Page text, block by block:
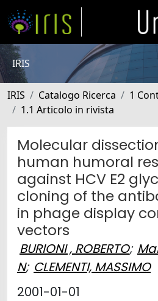
IRIS
IRIS Catalogo Ricerca
1
1.1 Articolo in rivista
Molecular
human humoral
against HCV E2
cloning of the
in phage display
vectors
BURIONI , ROBERTO;
N; CLEMENTI, MASSIMO
2001-01-01